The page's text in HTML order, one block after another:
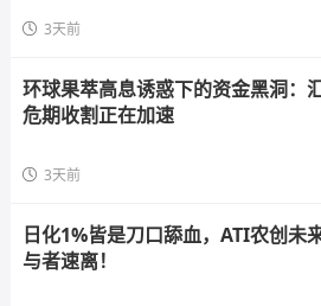
3天前
环球果萃高息诱惑下的资金黑洞：
危期收割正在加速
3天前
日化1%皆是刀口舔血，ATI农创未
与者速离！